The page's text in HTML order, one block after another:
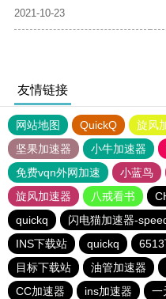
2021-10-23
友情链接
网站地图 QuickQ 旋风
坚果加速器
小牛加速器
免费vqn外网加速
小蓝鸟
旋风加速器
八戒看书
quickq
闪电猫加速器-
INS下载站
quickq
目标下载站
油管加速器
CC加速器
ins加速器 一